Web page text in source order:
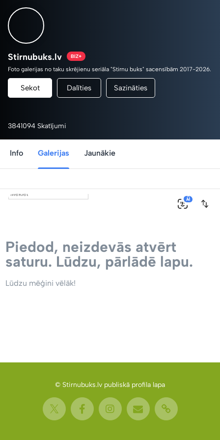
Stirnubuks.lv BIZ+
Foto galerijas no taku skrējienu seriāla "Stirnu buks" sacensībām 2017-2026.
Sekot Dalīties Sazināties
3841094 Skatījumi
Info Galerijas Jaunākie
0
AI
Piedod, neizdevās atvērt
saturu. Lūdzu, pārlādē lapu.
Lūdzu mēģini vēlāk!
© Stirnubuks.lv publiskā profila lapa